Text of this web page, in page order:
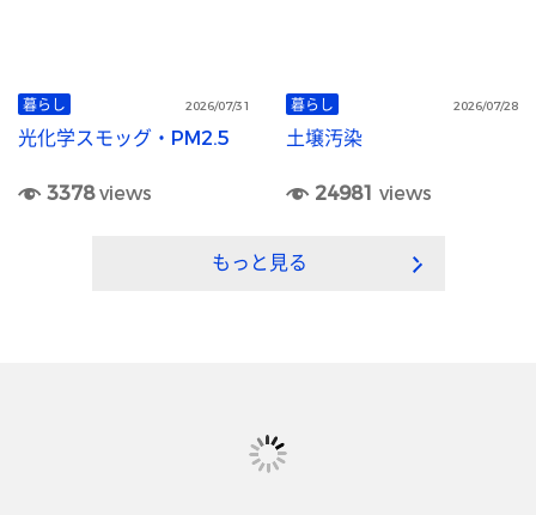
暮らし 2026/07/31
光化学スモッグ・PM2.5
3378views
暮らし 2026/07/28
土壌汚染
24981 views
もっと見る